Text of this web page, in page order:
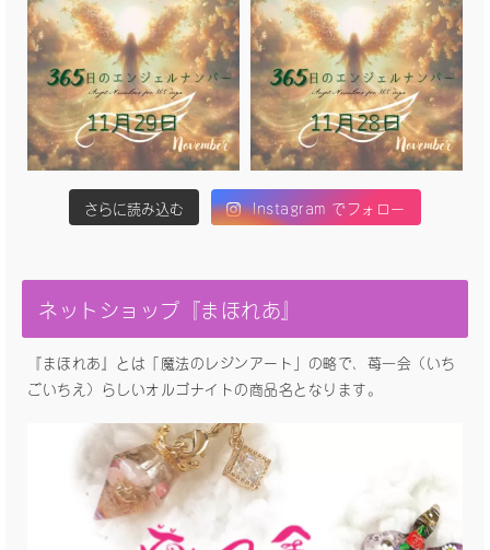
さらに読み込む Instagram でフォロー
ネットショップ『まほれあ』
『まほれあ』とは「魔法のレジンアート」の略で、苺一会（いち
ごいちえ）らしいオルゴナイトの商品名となります。